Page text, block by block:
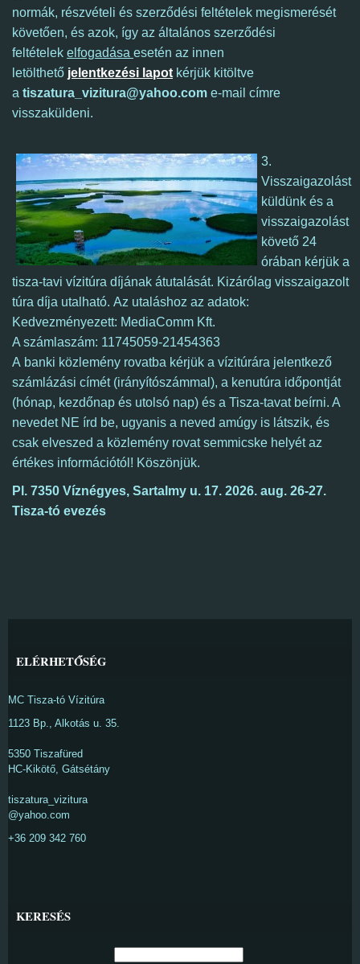
normák, részvételi és szerződési feltételek megismerését
követően, és azok, így az általános szerződési
feltételek elfogadása esetén az innen
letölthető jelentkezési lapot kérjük kitöltve
a tiszatura_vizitura@yahoo.com e-mail címre
visszaküldeni.
3.
Visszaigazolást
küldünk és a
visszaigazolást
követő 24
órában kérjük a
tisza-tavi vízitúra díjának átutalását. Kizárólag visszaigazolt
túra díja utalható. Az utaláshoz az adatok:
Kedvezményezett: MediaComm Kft.
A számlaszám: 11745059-21454363
A banki közlemény rovatba kérjük a vízitúrára jelentkező
számlázási címét (irányítószámmal), a kenutúra időpontját
(hónap, kezdőnap és utolsó nap) és a Tisza-tavat beírni. A
nevedet NE írd be, ugyanis a neved amúgy is látszik, és
csak elveszed a közlemény rovat semmicske helyét az
értékes információtól! Köszönjük.
Pl. 7350 Víznégyes, Sartalmy u. 17. 2026. aug. 26-27.
Tisza-tó evezés
ELÉRHETŐSÉG
MC Tisza-tó Vízitúra
1123 Bp., Alkotás u. 35.
5350 Tiszafüred
HC-Kikötő, Gátsétány
tiszatura_vizitura
@yahoo.com
+36 209 342 760
KERESÉS